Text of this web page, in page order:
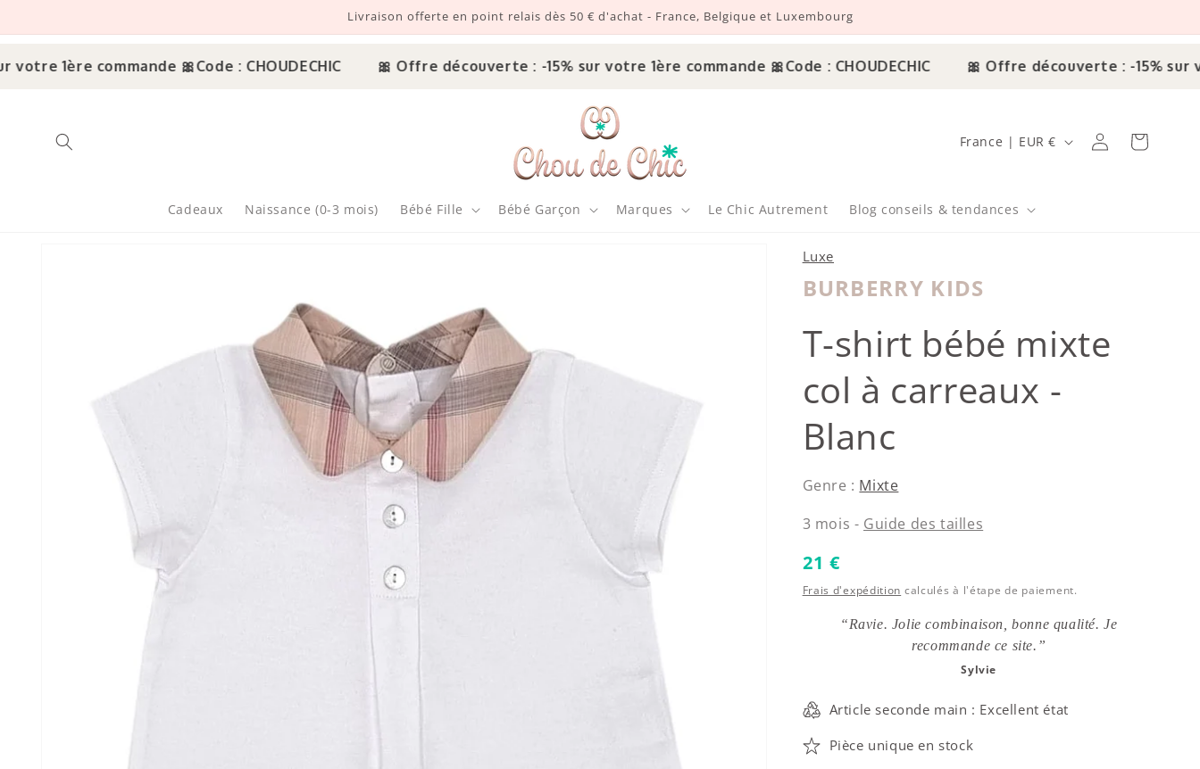
Livraison offerte en point relais dès 50 € d'achat - France, Belgique et Luxembourg
1ère commande 🎀Code : CHOUDECHIC 🎀 Offre découverte : -15% sur votre 1ère commande 🎀Code : CHOUDECHIC 🎀 Offre découverte : -15% sur
Cadeaux Naissance (0-3 mois) Bébé Fille Bébé Garçon Marques Le Chic Autrement Blog conseils & tendances
Pays/région France | EUR € ConnexionPanier
Luxe
BURBERRY KIDS
Burberry
T-shirt bébé mixte
col à carreaux -
Blanc
Genre : Mixte
3 mois - Guide des tailles
Prix habituel
21 €
Frais d'expédition calculés à l'étape de paiement.
“Ravie. Jolie combinaison, bonne qualité. Je
recommande ce site.”
Sylvie
Article seconde main : Excellent état
Pièce unique en stock